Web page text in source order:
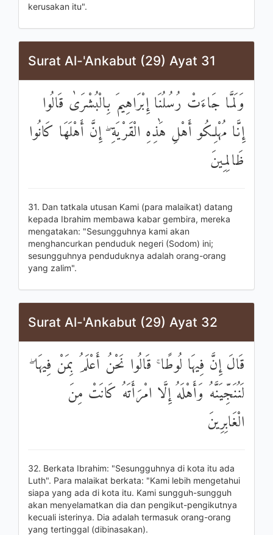
kerusakan itu".
Surat Al-'Ankabut (29) Ayat 31
وَلَمَّا جَاءَتْ رُسُلُنَا إِبْرَاهِيمَ بِالْبُشْرَىٰ قَالُوا
إِنَّا مُهْلِكُو أَهْلِ هَٰذِهِ الْقَرْيَةِ ۖ إِنَّ أَهْلَهَا كَانُوا
ظَالِمِينَ
31. Dan tatkala utusan Kami (para malaikat) datang
kepada Ibrahim membawa kabar gembira, mereka
mengatakan: "Sesungguhnya kami akan
menghancurkan penduduk negeri (Sodom) ini;
sesungguhnya penduduknya adalah orang-orang
yang zalim".
Surat Al-'Ankabut (29) Ayat 32
قَالَ إِنَّ فِيهَا لُوطًا ۚ قَالُوا نَحْنُ أَعْلَمُ بِمَنْ فِيهَا ۖ
لَنُنَجِّيَنَّهُ وَأَهْلَهُ إِلَّا امْرَأَتَهُ كَانَتْ مِنَ
الْغَابِرِينَ
32. Berkata Ibrahim: "Sesungguhnya di kota itu ada
Luth". Para malaikat berkata: "Kami lebih mengetahui
siapa yang ada di kota itu. Kami sungguh-sungguh
akan menyelamatkan dia dan pengikut-pengikutnya
kecuali isterinya. Dia adalah termasuk orang-orang
yang tertinggal (dibinasakan).